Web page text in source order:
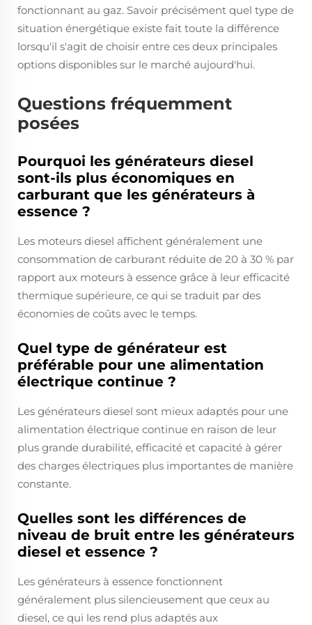
fonctionnant au gaz. Savoir précisément quel type de
situation énergétique existe fait toute la différence
lorsqu'il s'agit de choisir entre ces deux principales
options disponibles sur le marché aujourd'hui.
Questions fréquemment
posées
Pourquoi les générateurs diesel
sont-ils plus économiques en
carburant que les générateurs à
essence ?
Les moteurs diesel affichent généralement une
consommation de carburant réduite de 20 à 30 % par
rapport aux moteurs à essence grâce à leur efficacité
thermique supérieure, ce qui se traduit par des
économies de coûts avec le temps.
Quel type de générateur est
préférable pour une alimentation
électrique continue ?
Les générateurs diesel sont mieux adaptés pour une
alimentation électrique continue en raison de leur
plus grande durabilité, efficacité et capacité à gérer
des charges électriques plus importantes de manière
constante.
Quelles sont les différences de
niveau de bruit entre les générateurs
diesel et essence ?
Les générateurs à essence fonctionnent
généralement plus silencieusement que ceux au
diesel, ce qui les rend plus adaptés aux